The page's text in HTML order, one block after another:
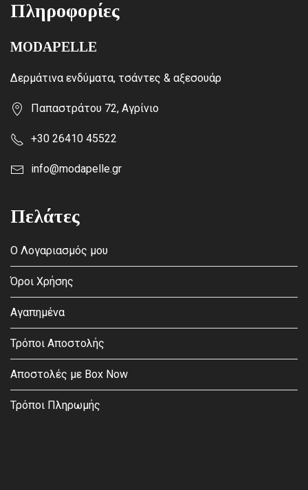
Πληροφορίες
MODAPELLE
Δερμάτινα ενδύματα, τσάντες & αξεσουάρ
Παπαστράτου 72, Αγρίνιο
+30 26410 45522
info@modapelle.gr
Πελάτες
Ο Λογαριασμός μου
Όροι Χρήσης
Αγαπημένα
Τρόποι Αποστολής
Αποστολές με Box Now
Τρόποι Πληρωμής